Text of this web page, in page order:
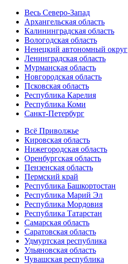
Весь Северо-Запад
Архангельская область
Калининградская область
Вологодская область
Ненецкий автономный округ
Ленинградская область
Мурманская область
Новгородская область
Псковская область
Республика Карелия
Республика Коми
Санкт-Петербург
Всё Приволжье
Кировская область
Нижегородская область
Оренбургская область
Пензенская область
Пермский край
Республика Башкортостан
Республика Марий Эл
Республика Мордовия
Республика Татарстан
Самарская область
Саратовская область
Удмуртская республика
Ульяновская область
Чувашская республика